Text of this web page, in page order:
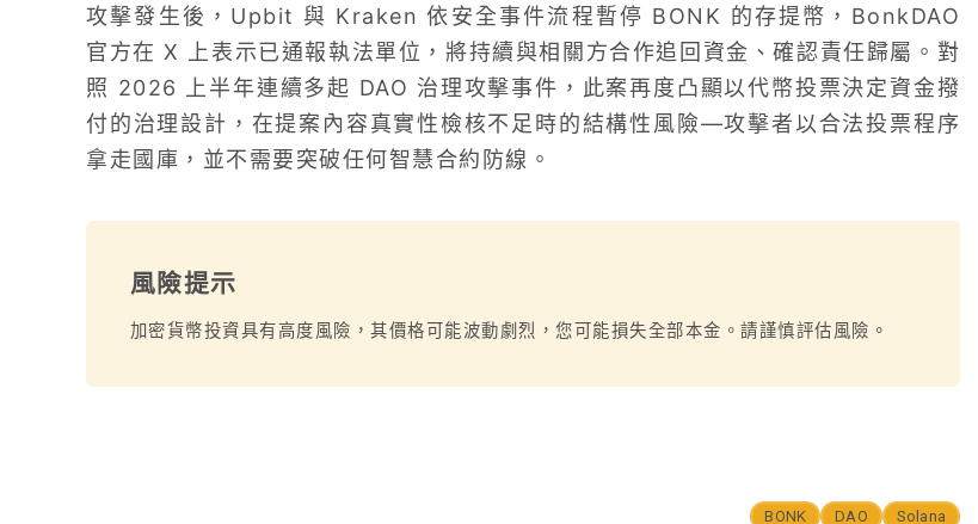
攻擊發生後，Upbit 與 Kraken 依安全事件流程暫停 BONK 的存提幣，BonkDAO
官方在 X 上表示已通報執法單位，將持續與相關方合作追回資金、確認責任歸屬。對
照 2026 上半年連續多起 DAO 治理攻擊事件，此案再度凸顯以代幣投票決定資金撥
付的治理設計，在提案內容真實性檢核不足時的結構性風險—攻擊者以合法投票程序
拿走國庫，並不需要突破任何智慧合約防線。
風險提示
加密貨幣投資具有高度風險，其價格可能波動劇烈，您可能損失全部本金。請謹慎評估風險。
BONK DAO Solana